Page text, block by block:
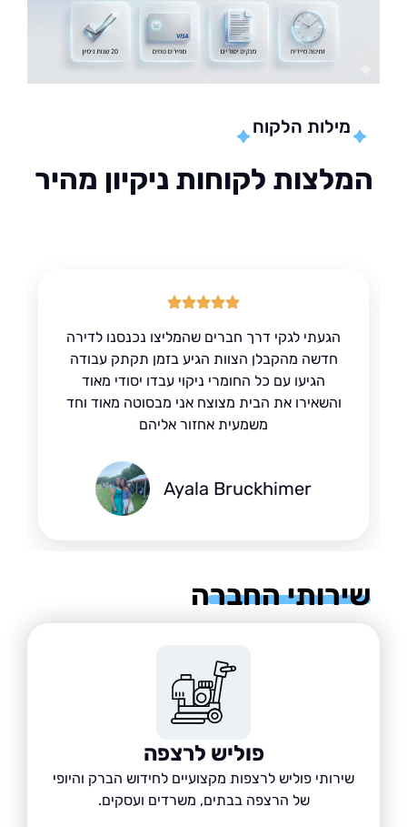
מילות הלקוח
לקוחות ניקיון מהיר
הגעתי לגקי דרך חברים שהמליצו נכנסנו לדירה
חדשה מהקבלן הצוות הגיע בזמן תקתק עבודה
הגיעו עם כל החומרי ניקוי עבדו יסודי מאוד
והשאירו את הבית מצוצח אני מבסוטה מאוד וחד
משמעית אחזור אליהם
Ayala Bruckhimer
החברה
פוליש לרצפה
שירותי פוליש לרצפות מקצועיים לחידוש הברק והיופי
של הרצפה בבתים, משרדים ועסקים.